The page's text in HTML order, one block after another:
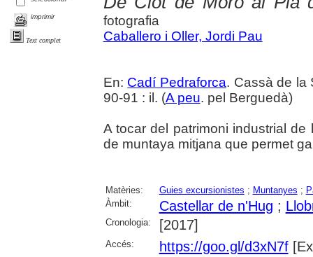
imprimir
Text complet
fotografia
Caballero i Oller, Jordi Pau
En: Cadí Pedraforca. Cassà de la
90-91 : il. (A peu. pel Berguedà)
A tocar del patrimoni industrial
de muntaya mitjana que permet
Matèries: Guies excursionistes ; Muntanyes ;
Àmbit:
Castellar de n'Hug ;
Cronologia: [2017]
Accés: https://goo.gl/d3xN7f